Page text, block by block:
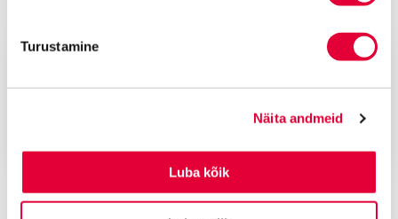
Turustamine
Näita andmeid
Luba kõik
Kannatanu roll kriminaalmenetluses on laiem
asjas
30. mail 2026 jõustus kriminaalasjas nr 1-25-4423 Pärnu
Maakohtu otsus...